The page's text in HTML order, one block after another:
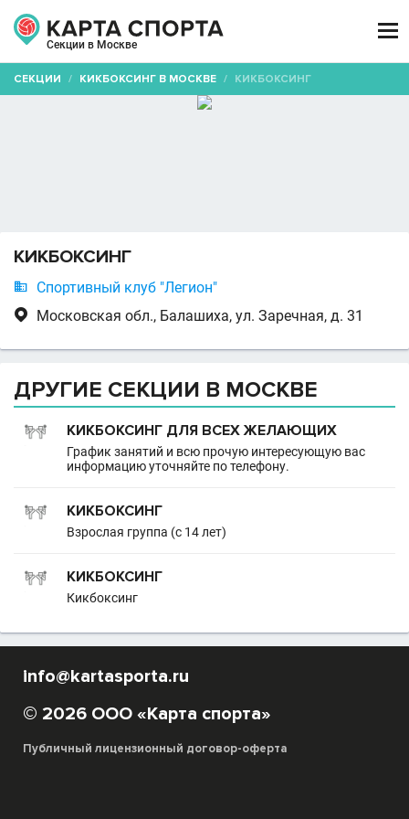
Секции в Москве

СЕКЦИИ / КИКБОКСИНГ В МОСКВЕ / КИКБОКСИНГ
КИКБОКСИНГ
 Спортивный клуб "Легион"
 Московская обл., Балашиха, ул. Заречная, д. 31
ДРУГИЕ СЕКЦИИ В МОСКВЕ
КИКБОКСИНГ ДЛЯ ВСЕХ ЖЕЛАЮЩИХ
График занятий и всю прочую интересующую вас
информацию уточняйте по телефону.
КИКБОКСИНГ
Взрослая группа (с 14 лет)
КИКБОКСИНГ
Кикбоксинг
info@kartasporta.ru
© 2026 ООО «Карта спорта»
Публичный лицензионный договор-оферта